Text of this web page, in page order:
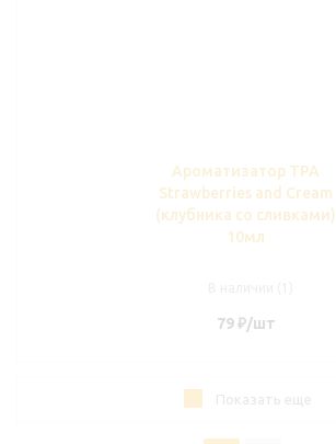
Ароматизатор TPA
Strawberries and Cream
(клубника со сливками)
10мл
79₽/шт